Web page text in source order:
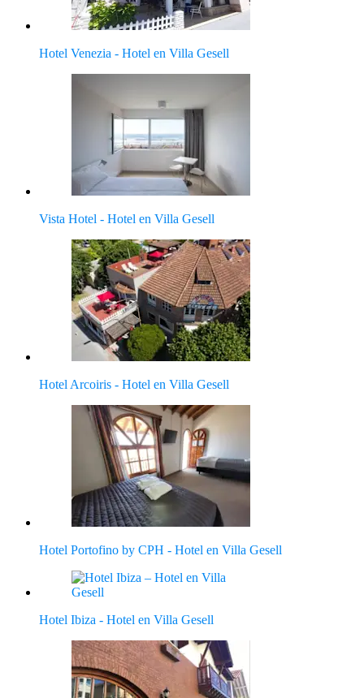
Hotel Venezia - Hotel en Villa Gesell
Vista Hotel - Hotel en Villa Gesell
Hotel Arcoiris - Hotel en Villa Gesell
Hotel Portofino by CPH - Hotel en Villa Gesell
Hotel Ibiza - Hotel en Villa Gesell